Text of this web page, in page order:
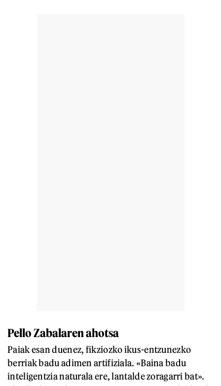
Pello Zabalaren ahotsa
Paiak esan duenez, fikziozko ikus-entzunezko
berriak badu adimen artifiziala. «Baina badu
inteligentzia naturala ere, lantalde zoragarri bat».